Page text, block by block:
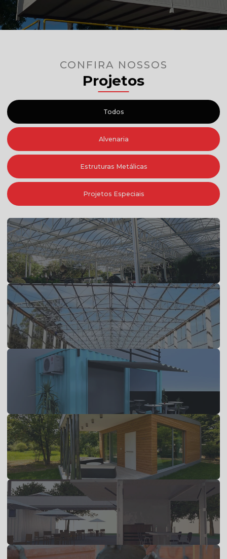
CONFIRA NOSSOS
Projetos
Todos
Alvenaria
Estruturas Metálicas
Projetos Especiais